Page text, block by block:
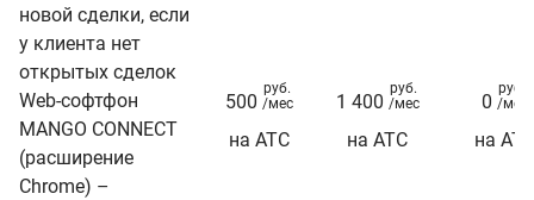
новой сделки, если
у клиента нет
открытых сделок
Web-софтфон
MANGO CONNECT
(расширение
Chrome) –
500
руб.
/мес
на АТС
1 400
руб.
/мес
на АТС
0
руб.
/мес
на АТС